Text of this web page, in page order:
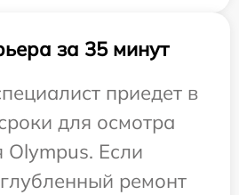
за 35 минут
приедет в
для осмотра
Olympus. Если
ремонт